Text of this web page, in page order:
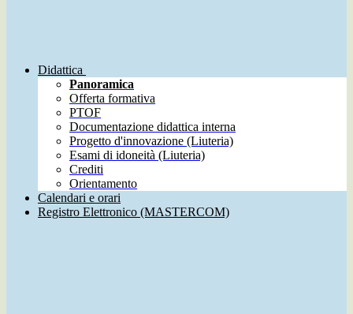
Didattica
Panoramica
Offerta formativa
PTOF
Documentazione didattica interna
Progetto d'innovazione (Liuteria)
Esami di idoneità (Liuteria)
Crediti
Orientamento
Calendari e orari
Registro Elettronico (MASTERCOM)